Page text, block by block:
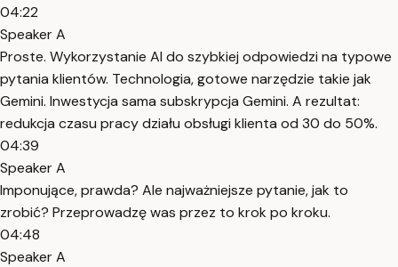
04:22
Speaker A
Proste. Wykorzystanie AI do szybkiej odpowiedzi na typowe
pytania klientów. Technologia, gotowe narzędzie takie jak
Gemini. Inwestycja sama subskrypcja Gemini. A rezultat:
redukcja czasu pracy działu obsługi klienta od 30 do 50%.
04:39
Speaker A
Imponujące, prawda? Ale najważniejsze pytanie, jak to
zrobić? Przeprowadzę was przez to krok po kroku.
04:48
Speaker A